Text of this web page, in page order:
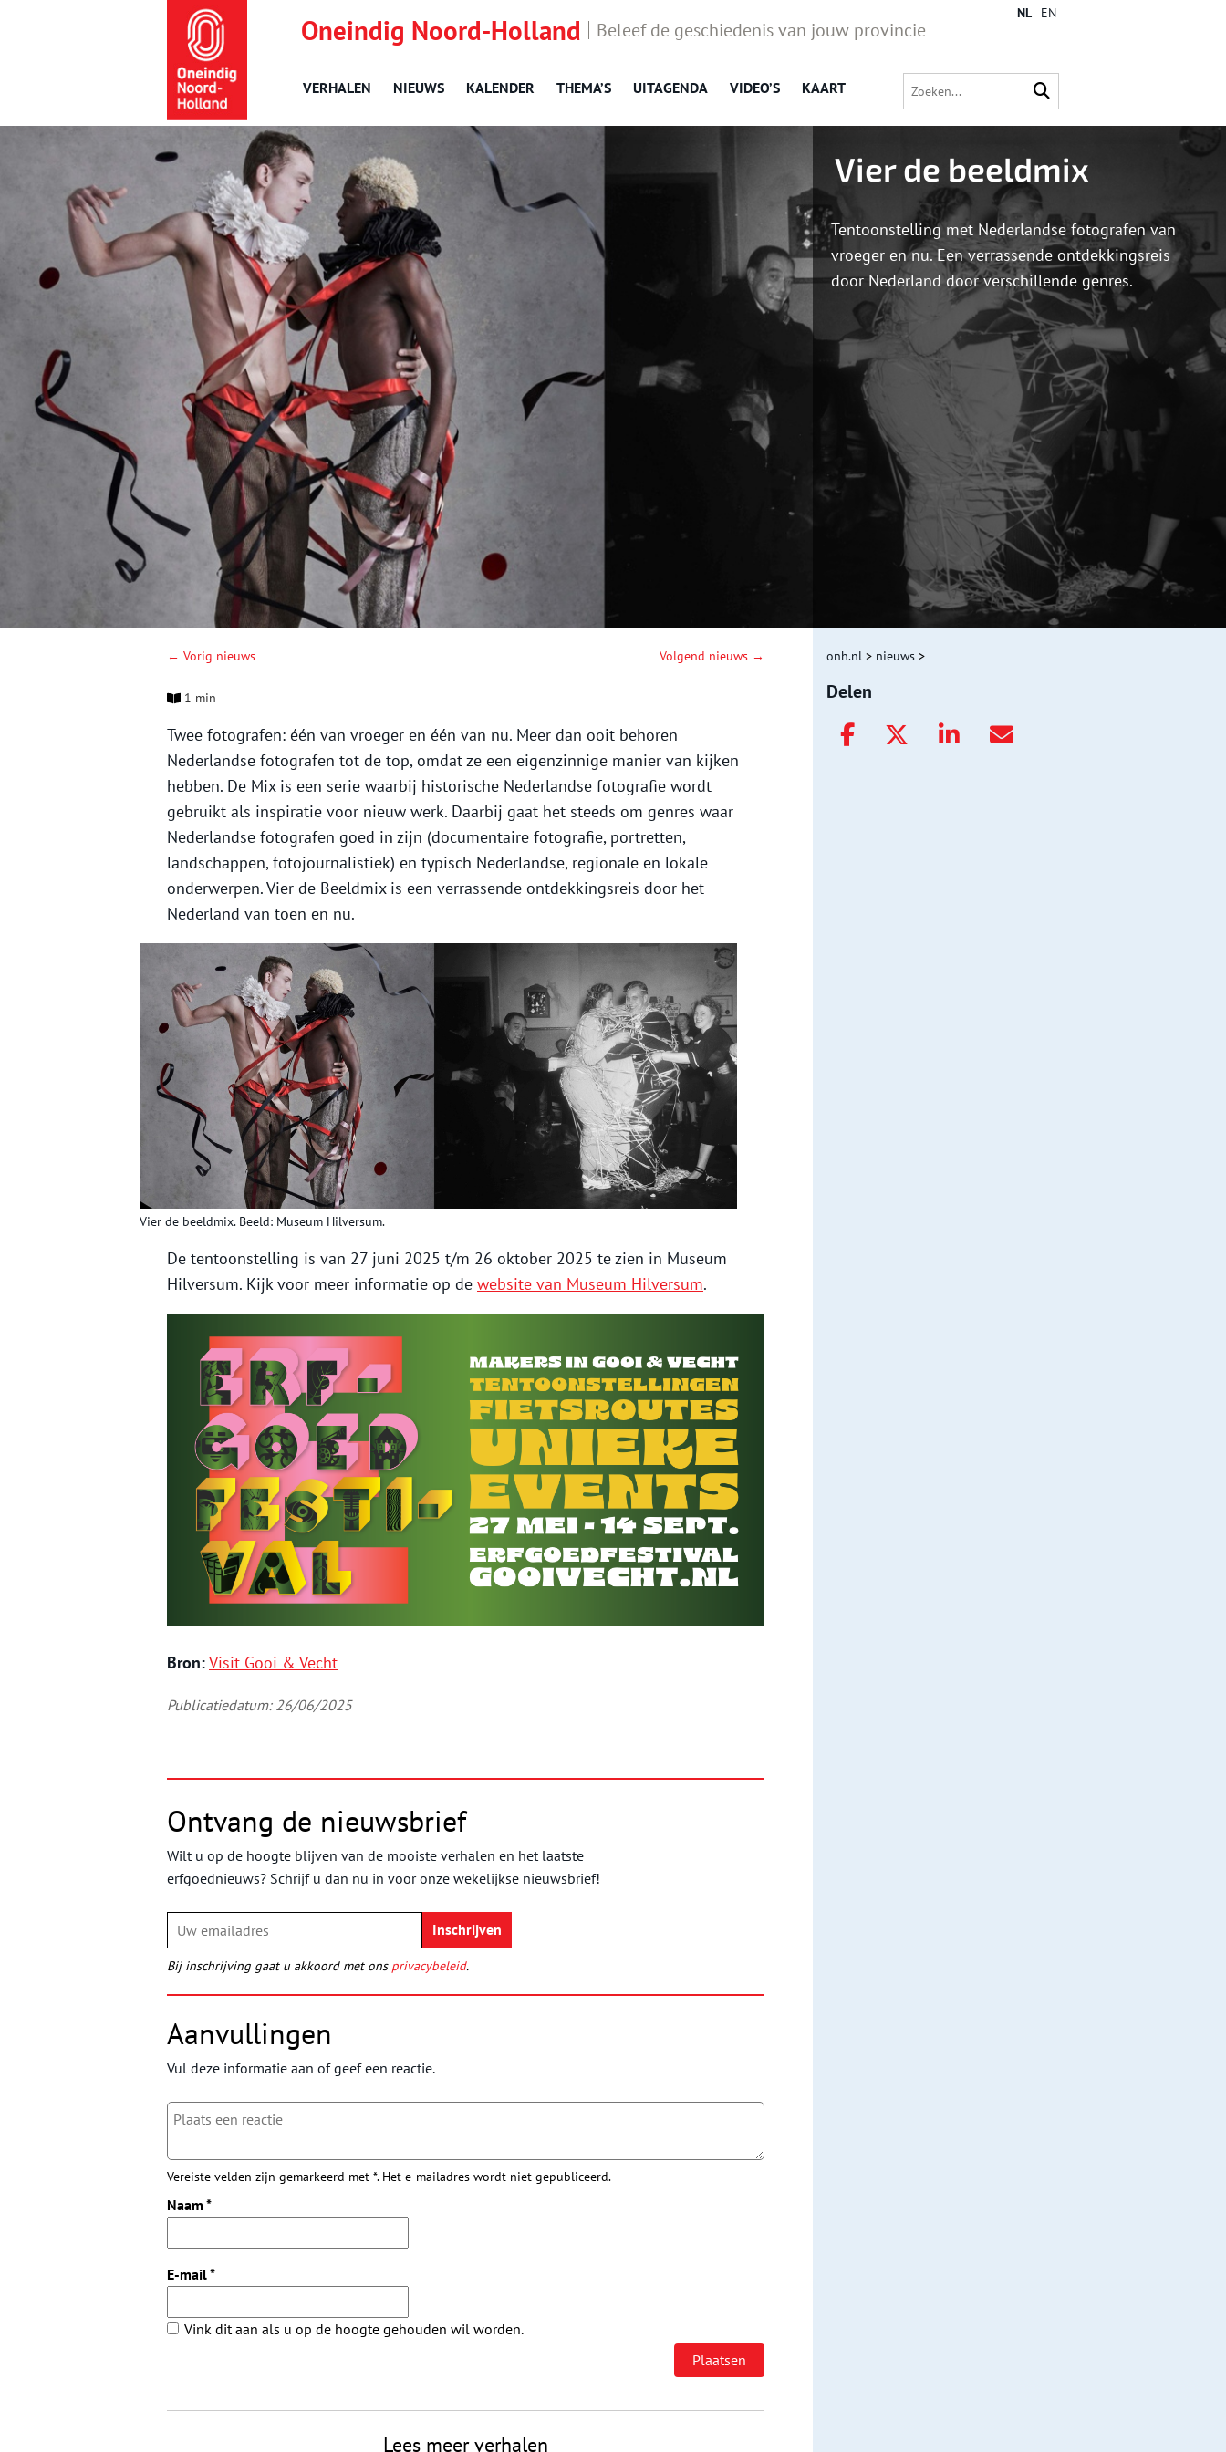
Oneindig Noord-Holland Beleef de geschiedenis van jouw provincie
VERHALEN NIEUWS KALENDER THEMA’S UITAGENDA VIDEO’S KAART
NL EN
Vier de beeldmix
Tentoonstelling met Nederlandse fotografen van
vroeger en nu. Een verrassende ontdekkingsreis
door Nederland door verschillende genres.
← Vorig nieuws Volgend nieuws →
1 min
Twee fotografen: één van vroeger en één van nu. Meer dan ooit behoren
Nederlandse fotografen tot de top, omdat ze een eigenzinnige manier van kijken
hebben. De Mix is een serie waarbij historische Nederlandse fotografie wordt
gebruikt als inspiratie voor nieuw werk. Daarbij gaat het steeds om genres waar
Nederlandse fotografen goed in zijn (documentaire fotografie, portretten,
landschappen, fotojournalistiek) en typisch Nederlandse, regionale en lokale
onderwerpen. Vier de Beeldmix is een verrassende ontdekkingsreis door het
Nederland van toen en nu.
Vier de beeldmix. Beeld: Museum Hilversum.
De tentoonstelling is van 27 juni 2025 t/m 26 oktober 2025 te zien in Museum
Hilversum. Kijk voor meer informatie op de website van Museum Hilversum.
Bron:Visit Gooi & Vecht
Publicatiedatum: 26/06/2025
Ontvang de nieuwsbrief
Wilt u op de hoogte blijven van de mooiste verhalen en het laatste
erfgoednieuws? Schrijf u dan nu in voor onze wekelijkse nieuwsbrief!
Bij inschrijving gaat u akkoord met ons privacybeleid.
Aanvullingen
Vul deze informatie aan of geef een reactie.
Vereiste velden zijn gemarkeerd met *. Het e-mailadres wordt niet gepubliceerd.
Naam *
E-mail*
Vink dit aan als u op de hoogte gehouden wil worden.
Lees meer verhalen
onh.nl > nieuws >
Delen